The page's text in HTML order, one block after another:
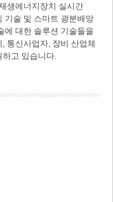
생에너지장치 실시간
기술 및 스마트 광분배망
에 대한 솔루션 기술들을
통신사업자, 장비 산업체
하고 있습니다.